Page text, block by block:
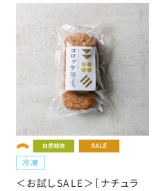
＜お試しSALE＞［ナチュラ